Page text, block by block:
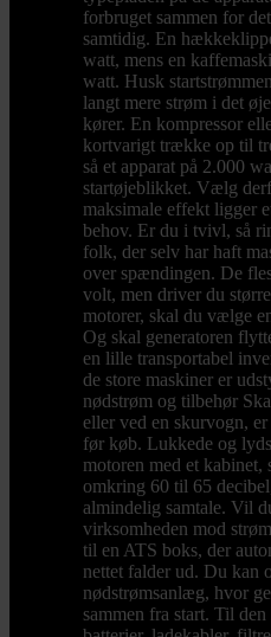
forbruget sammen for
samtidig. En
watt, mens en
watt. Husk
langt mere strøm i det
kører. En kompressor
kortvarigt trække op til
så et apparat på 2.000
startøjeblikket. Vælg
maksimale effekt ligger
behov. Er du i tvivl, så
folk, der selv har haft
over spændingen. De
volt, men driver du
motorer, skal du vælge
Og skal generatoren
en lille transportabel
de store maskiner er
nødstrøm og tilbehør
eller ved en skurvogn,
før køb. Lukkede og
motoren med et kabinet,
omkring 60 til 65
almindelig samtale. Vil
virksomheden mod
til en ATS boks, der
nettet falder ud. Du kan
nødstrømsanlæg, hvor
sammen fra start. Til